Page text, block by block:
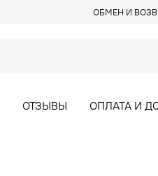
ОБМЕН И
ОТЗЫВЫ ОПЛАТА И